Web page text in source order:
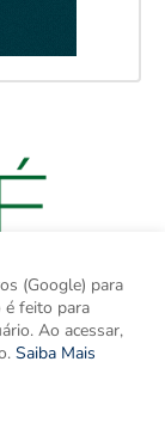
(Google) para
é feito para
Ao acessar,
Saiba Mais